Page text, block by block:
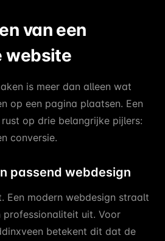
van een
website
is meer dan alleen wat
op een pagina plaatsen. Een
op drie belangrijke pijlers:
conversie.
passend webdesign
Een modern webdesign straalt
professionaliteit uit. Voor
betekent dit dat de